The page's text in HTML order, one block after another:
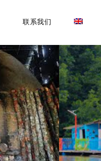
联系我们